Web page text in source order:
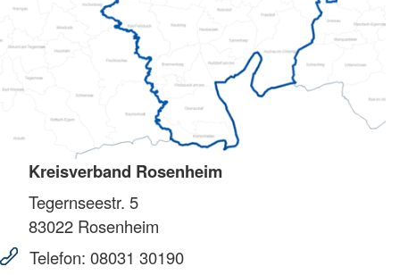
Kreisverband Rosenheim
Tegernseestr. 5
83022 Rosenheim
Telefon: 08031 30190